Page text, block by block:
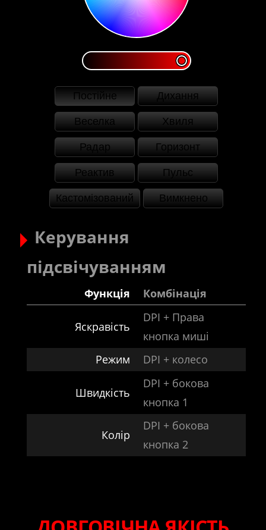
Постійне Дихання
Веселка Хвиля
Радар Горизонт
Реактив Пульс
Кастомізований Вимкнено
Керування
підсвічуванням
Функція Комбінація
Яскравість
DPI + Права
кнопка миші
Режим
DPI + колесо
Швидкість
DPI + бокова
кнопка 1
Колір
DPI + бокова
кнопка 2